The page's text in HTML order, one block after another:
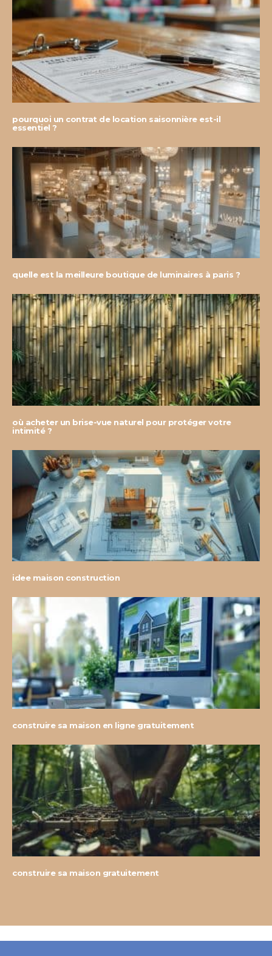
pourquoi un contrat de location saisonnière est-il
essentiel ?
quelle est la meilleure boutique de luminaires à paris ?
où acheter un brise-vue naturel pour protéger votre
intimité ?
idee maison construction
construire sa maison en ligne gratuitement
construire sa maison gratuitement